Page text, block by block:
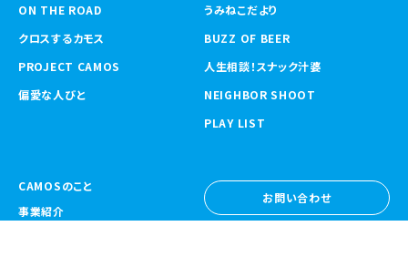
ON THE ROAD
クロスするカモス
PROJECT CAMOS
偏愛な人びと
うみねこだより
BUZZ OF BEER
人生相談！スナック汁婆
NEIGHBOR SHOOT
PLAY LIST
CAMOSのこと
事業紹介
お問い合わせ